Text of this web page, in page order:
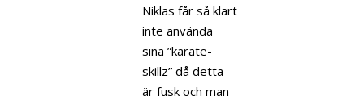
Niklas får så klart
inte använda
sina ”karate-
skillz” då detta
är fusk och man